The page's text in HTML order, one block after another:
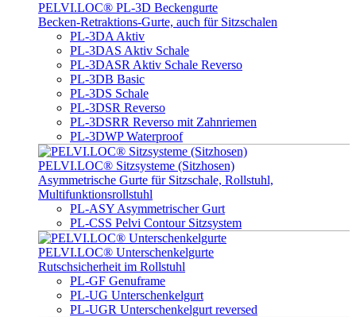
PELVI.LOC® PL-3D Beckengurte
Becken-Retraktions-Gurte, auch für Sitzschalen
PL-3DA Aktiv
PL-3DAS Aktiv Schale
PL-3DASR Aktiv Schale Reverso
PL-3DB Basic
PL-3DS Schale
PL-3DSR Reverso
PL-3DSRR Reverso mit Zahnriemen
PL-3DWP Waterproof
PELVI.LOC® Sitzsysteme (Sitzhosen)
Asymmetrische Gurte für Sitzschale, Rollstuhl,
Multifunktionsrollstuhl
PL-ASY Asymmetrischer Gurt
PL-CSS Pelvi Contour Sitzsystem
PELVI.LOC® Unterschenkelgurte
Rutschsicherheit im Rollstuhl
PL-GF Genuframe
PL-UG Unterschenkelgurt
PL-UGR Unterschenkelgurt reversed